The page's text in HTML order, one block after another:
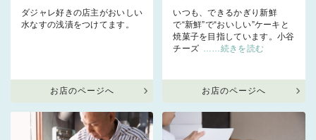
ダジャレ好きの店主がおいしい
水なすの浅漬をつけてます。
お店のページへ
いつも、できるかぎり新鮮
で“新鮮”で“おいしい”ケーキと
焼菓子を目指しています。小谷
チーズ ……続きを読む
お店のページへ